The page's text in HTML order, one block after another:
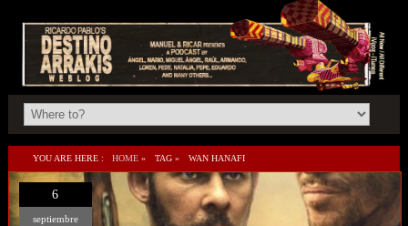
YOU ARE HERE : HOME » TAG » WAN HANAFI
6
septiembre